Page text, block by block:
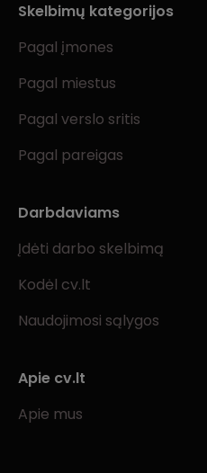
Skelbimų kategorijos
Pagal įmones
Pagal miestus
Pagal verslo sritis
Pagal pareigas
Darbdaviams
Įdėti darbo skelbimą
Kodėl cv.lt
Naudojimosi sąlygos
Apie cv.lt
Apie mus